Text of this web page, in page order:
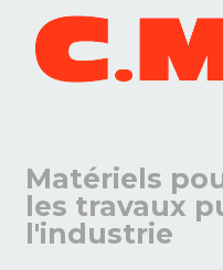
Matériels
les travaux
l'industrie